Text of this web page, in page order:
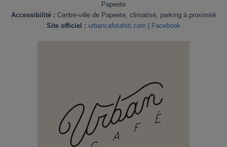
Papeete
Accessibilité : Centre-ville de Papeete, climatisé, parking à proximité
Site officiel : urbancafetahiti.com Facebook